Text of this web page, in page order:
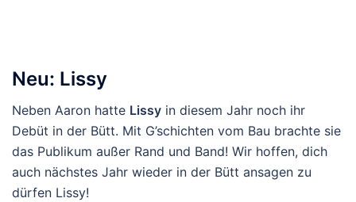
Neu: Lissy
Neben Aaron hatte Lissy in diesem Jahr noch ihr
Debüt in der Bütt. Mit G’schichten vom Bau brachte sie
das Publikum außer Rand und Band! Wir hoffen, dich
auch nächstes Jahr wieder in der Bütt ansagen zu
dürfen Lissy!